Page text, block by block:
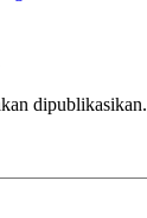
dipublikasikan.